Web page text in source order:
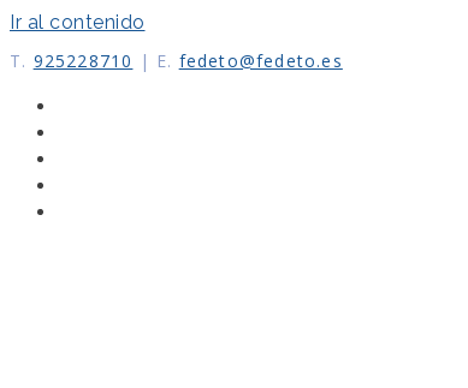
Ir al contenido
T. 925228710 | E. fedeto@fedeto.es